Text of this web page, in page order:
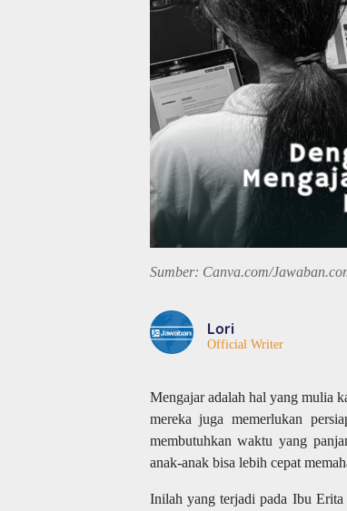
Sumber: Canva.com/
Lori
Official Writer
Mengajar adalah hal yang mulia
mereka juga memerlukan
membutuhkan waktu yang
anak-anak bisa lebih cepat
Inilah yang terjadi pada Ibu